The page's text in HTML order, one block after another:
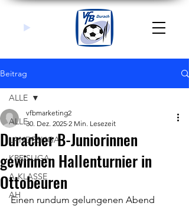
Beitrag
ALLE
LANDESLIGA
KREISLIGA
A-KLASSE
AH
ALLE
Duracher B-Juniorinnen
gewinnen Hallenturnier in
Ottobeuren
vfbmarketing2
30. Dez. 2025 2 Min. Lesezeit
Einen rundum gelungenen Abend